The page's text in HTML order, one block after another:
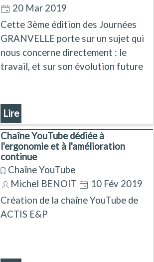
inextricable ? Quelles sont les
solutions à mettre en place ?
20 Mar 2019
Cette 3ème édition des Journées
GRANVELLE porte sur un sujet qui
nous concerne directement : le
travail, et sur son évolution future
Lire
Chaîne YouTube dédiée à
l'ergonomie et à l'amélioration
continue
Chaîne YouTube
Michel BENOIT
10 Fév 2019
Création de la chaîne YouTube de
ACTIS E&P